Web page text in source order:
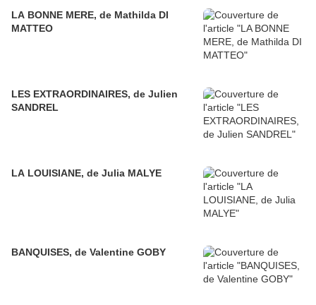
LA BONNE MERE, de Mathilda DI
MATTEO
LES EXTRAORDINAIRES, de Julien
SANDREL
LA LOUISIANE, de Julia MALYE
BANQUISES, de Valentine GOBY